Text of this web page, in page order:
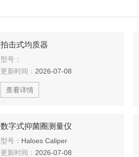
拍击式均质器
型号：
更新时间： 2026-07-08
查看详情
数字式抑菌圈测量仪
型号： Haloes Caliper
更新时间： 2026-07-08